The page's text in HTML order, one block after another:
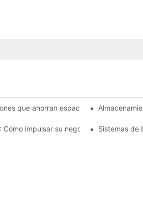
que ahorran espacio para el
impulsar su negocio de manera
Sistemas de